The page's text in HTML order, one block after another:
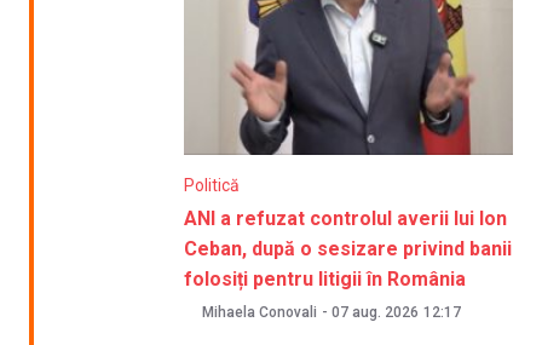
Politică
ANI a refuzat controlul averii lui Ion
Ceban, după o sesizare privind banii
folosiți pentru litigii în România
Mihaela Conovali - 07 aug. 2026 12:17